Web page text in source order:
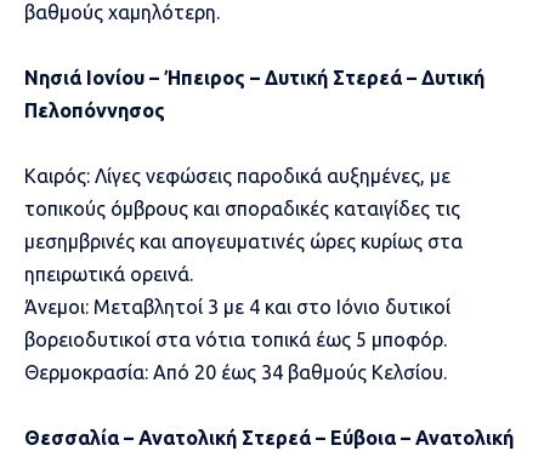
βαθμούς χαμηλότερη.
Νησιά Ιονίου – Ήπειρος – Δυτική Στερεά – Δυτική
Πελοπόννησος
Καιρός: Λίγες νεφώσεις παροδικά αυξημένες, με
τοπικούς όμβρους και σποραδικές καταιγίδες τις
μεσημβρινές και απογευματινές ώρες κυρίως στα
ηπειρωτικά ορεινά.
Άνεμοι: Μεταβλητοί 3 με 4 και στο Ιόνιο δυτικοί
βορειοδυτικοί στα νότια τοπικά έως 5 μποφόρ.
Θερμοκρασία: Από 20 έως 34 βαθμούς Κελσίου.
Θεσσαλία – Ανατολική Στερεά – Εύβοια – Ανατολική